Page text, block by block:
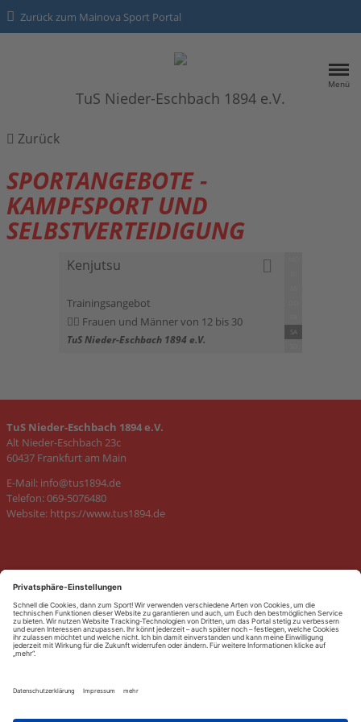
Zurück zum Mainova Sport Portal
Menü
TuS Nieder-Eschbach 1894 e.V.
HOME
SPORTANGEBOTE
Kontakt
Zurück
SPORTANGEBOTE -
KAMPFSPORT UND
SELBSTVERTEIDIGUNG
Kenjutsu
Trainingsangebot
Frauen und Männer von 12 bis 30
TuS Nieder-Eschbach 1894 e.V.
SA
TuS Nieder-Eschbach 1894 e.V.
Alt Nieder-Eschbach 23c
60437 Frankfurt am Main
E-Mail: info@tus1894.de
Telefon: 069-5076480
Website: https://www.tus1894.de
SITEMAP
Kontakt
KONTAKT
Kontakt aufnehmen